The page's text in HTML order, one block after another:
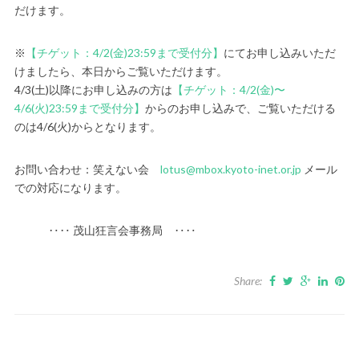
だけます。
※ 【チゲット：4/2(金)23:59まで受付分】 にてお申し込みいただ
けましたら、本日からご覧いただけます。
4/3(土)以降にお申し込みの方は 【チゲット：4/2(金)〜
4/6(火)23:59まで受付分】 からのお申し込みで、ご覧いただける
のは4/6(火)からとなります。
お問い合わせ：笑えない会 lotus@mbox.kyoto-inet.or.jp メール
での対応になります。
‥‥ 茂山狂言会事務局 ‥‥
Share: